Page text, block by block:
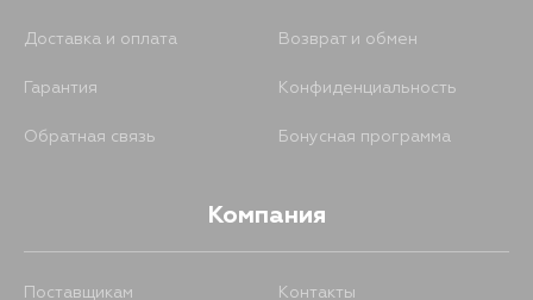
Доставка и оплата Возврат и обмен
Гарантия Конфиденциальность
Обратная связь Бонусная программа
Компания
Поставщикам Контакты